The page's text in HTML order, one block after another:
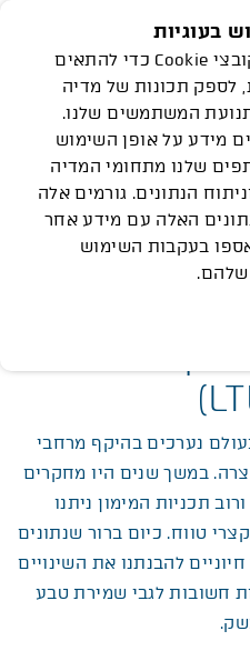
טווח?
נערכים בהיקף מרחבי
במשך שנים היו מחקרים
תכניות המימון ניתנו
טווח. כיום ברור שנתונים
להבנתנו את השינויים
חשובות לגבי שמירת טבע
בעוגיות
אנחנו משתמשים בקובצי Cookie כדי להתאים
לספק תכונות של מדיה
המשתמשים שלנו.
מידע על אופן השימוש
שלנו מתחומי המדיה
הנתונים. גורמים אלה
האלה עם מידע אחר
בעקבות השימוש
שלהם.